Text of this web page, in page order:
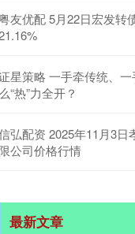
友优配 5月22日宏发转
星策略 一手牵传统、
“热”力全开？
弘配资 2025年11月3
限公司价格行情
最新文章